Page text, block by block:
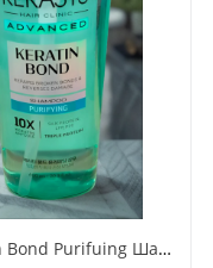
Aekyung Kerasys Advanced Keratin Bond Purifuing Шампунь для поврежденных волос и чувствительной кожи головы Очищение 600 мл